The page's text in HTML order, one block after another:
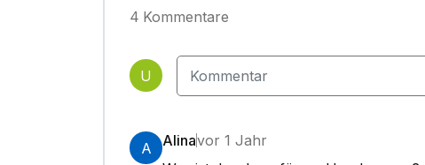
4 Kommentare
U
A Alinavor 1 Jahr